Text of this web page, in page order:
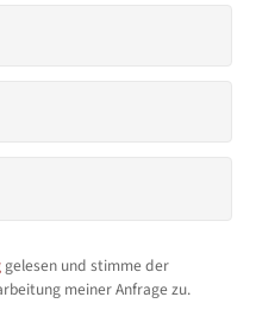
gelesen und stimme der
meiner Anfrage zu.